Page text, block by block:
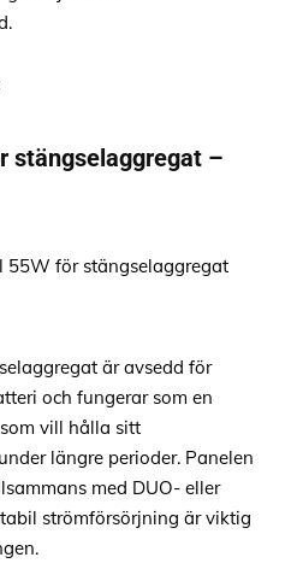
stängselaggregat –
är avsedd för
och fungerar som en
vill hålla sitt
längre perioder. Panelen
med DUO- eller
strömförsörjning är viktig